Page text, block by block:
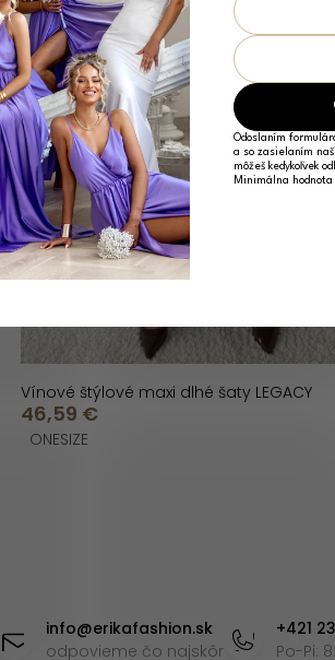
Vínové štýlové maxi dlhé šaty LEGACY
46,59 €
ONESIZE
info@erikafashion.sk
odpovieme čo najskôr
+421
Po-Pi:
Odoslaním
a so zasielaním
môžeš kedykoľvek
Minimálna